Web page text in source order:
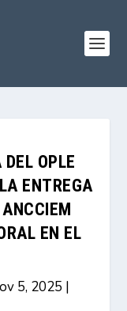
OPLE
ENTREGA
EN EL
5, 2025 |